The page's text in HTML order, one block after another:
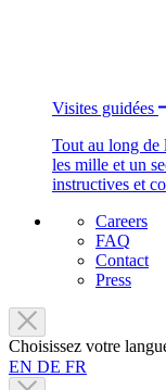
Visites guidées
Tout au long de
les mille et un
instructives et
Careers
FAQ
Contact
Press
Choisissez votre
EN DE FR